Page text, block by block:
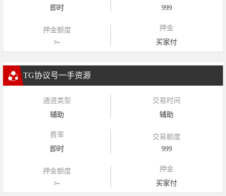
即时
999
押金额度
>-
押金
买家付
TG协议号一手资源
通道类型
辅助
交易时间
辅助
费率
即时
交易额度
999
押金额度
>-
押金
买家付